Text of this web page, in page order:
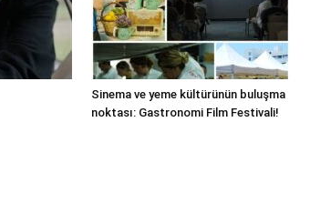
Sinema ve yeme kültürünün buluşma
noktası: Gastronomi Film Festivali!